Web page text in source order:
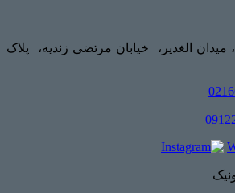
میدان الغدیر، خیابان مرتضی زندیه، پلاک